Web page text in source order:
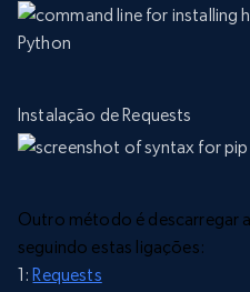
Instalação de Requests
Outro método é descarregar
seguindo estas ligações:
1:Requests